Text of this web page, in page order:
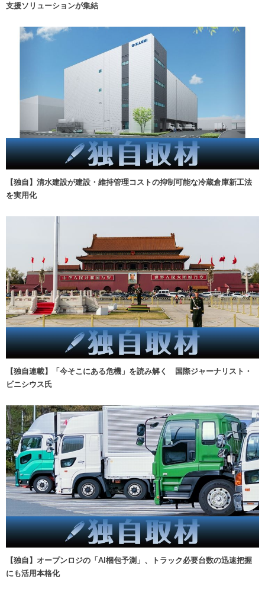
支援ソリューションが集結
【独自】清水建設が建設・維持管理コストの抑制可能な冷蔵倉庫新工法
を実用化
【独自連載】「今そこにある危機」を読み解く 国際ジャーナリスト・
ビニシウス氏
【独自】オープンロジの「AI梱包予測」、トラック必要台数の迅速把握
にも活用本格化